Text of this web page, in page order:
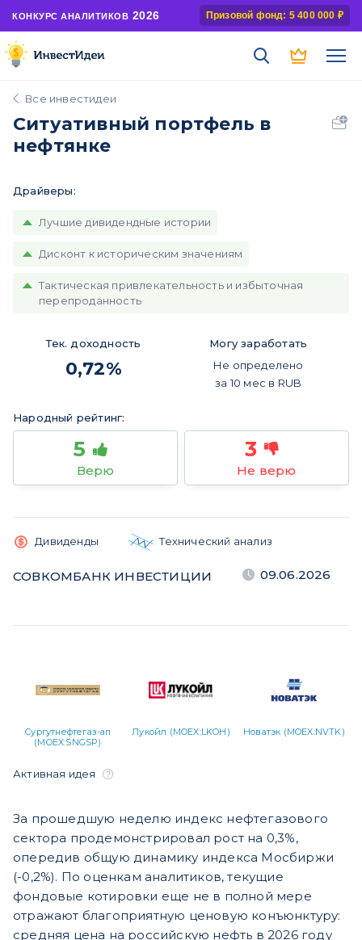
КОНКУРС АНАЛИТИКОВ 2026 Призовой фонд: 5 400 000 ₽
Все инвестидеи
Ситуативный портфель в
нефтянке
Драйверы:
Лучшие дивидендные истории
Дисконт к историческим значениям
Тактическая привлекательность и избыточная
перепроданность
Тек. доходность
0,72%
Могу заработать
Не определено
за10 мес в RUB
Народный рейтинг:
5
Верю
3
Не верю
Дивиденды Технический анализ
СОВКОМБАНК ИНВЕСТИЦИИ 09.06.2026
Сургутнефтегаз-ап
(MOEX:SNGSP)
Лукойл (MOEX:LKOH) Новатэк (MOEX:NVTK)
Активная идея
За прошедшую неделю индекс нефтегазового
сектора продемонстрировал рост на 0,3%,
опередив общую динамику индекса Мосбиржи
(-0,2%). По оценкам аналитиков, текущие
фондовые котировки еще не в полной мере
отражают благоприятную ценовую конъюнктуру:
средняя цена на российскую нефть в 2026 году